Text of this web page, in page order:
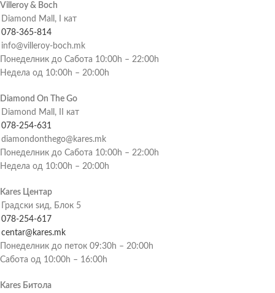
Villeroy & Boch
Diamond Mall, I кат
078-365-814
info@villeroy-boch.mk
Понеделник до Сабота 10:00h – 22:00h
Недела од 10:00h – 20:00h
Diamond On The Go
Diamond Mall, II кат
078-254-631
diamondonthego@kares.mk
Понеделник до Сабота 10:00h – 22:00h
Недела од 10:00h – 20:00h
Kares Центар
Градски ѕид, Блок 5
078-254-617
centar@kares.mk
Понеделник до петок 09:30h – 20:00h
Сабота од 10:00h – 16:00h
Kares Битола